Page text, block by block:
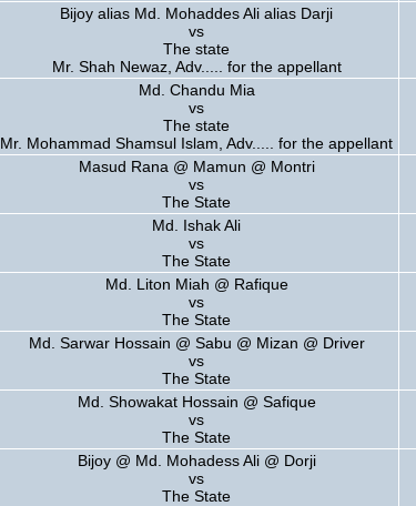
Bijoy alias Md. Mohaddes Ali alias Darji
vs
The state
Mr. Shah Newaz, Adv..... for the appellant
Md. Chandu Mia
vs
The state
Mr. Mohammad Shamsul Islam, Adv..... for the appellant
Masud Rana @ Mamun @ Montri
vs
The State
Md. Ishak Ali
vs
The State
Md. Liton Miah @ Rafique
vs
The State
Md. Sarwar Hossain @ Sabu @ Mizan @ Driver
vs
The State
Md. Showakat Hossain @ Safique
vs
The State
Bijoy @ Md. Mohadess Ali @ Dorji
vs
The State